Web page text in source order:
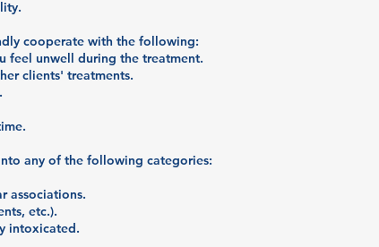
cooperate with the following:
feel unwell during the treatment.
clients' treatments.
any of the following categories:
associations.
etc.).
intoxicated.